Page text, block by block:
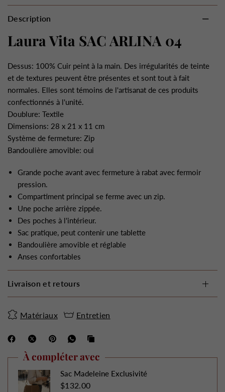
Description
Laura Vita SAC ARLINA 04
Dessus: 100% Cuir peint à la main. Des irrégularités de teinte
et de textures peuvent être présentes et sont tout à fait
normales. Elles sont témoins de l'artisanat de ces produits
confectionnés à l'unité.
Doublure: Textile
Dimensions: 28 x 21 x 11 cm
Système de fermeture: Zip
Bandoulière amovible: oui
Grande poche avant avec fermeture à rabat avec fermoir
pression.
Compartiment principal se ferme avec un zip.
Une poche arrière zippée.
Des poches à l'intérieur.
Sac pratique, peut contenir une tablette
Bandoulière amovible et réglable
Anses confortables
Livraison et retours
Matériaux Entretien
À compléter avec
Sac Madeleine Exclusivité
$132.00